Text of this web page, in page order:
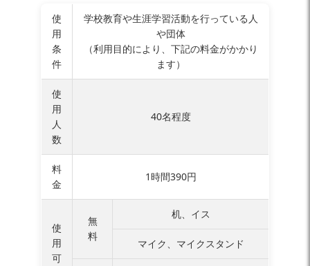
使
用
条
件
学校教育や生涯学習活動を行っている人
や団体
（利用目的により、下記の料金がかかり
ます）
使
用
人
数
40名程度
料
金
1時間390円
使
用
可
無
料
机、イス
マイク、マイクスタンド